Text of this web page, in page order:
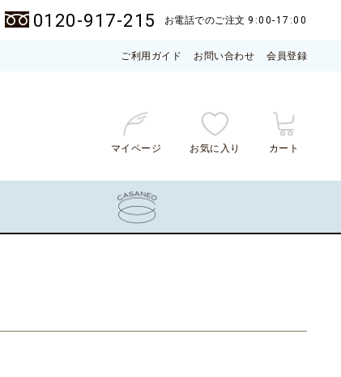
0120-917-215 お電話でのご注文 9:00-17:00
ご利用ガイド お問い合わせ 会員登録
マイページ お気に入り カート